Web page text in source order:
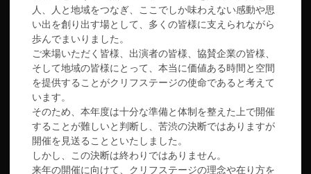
人、人と地域をつなぎ、ここでしか味わえない感動や思
い出を創り出す場として、多くの皆様に支えられながら
歩んでまいりました。
ご来場いただく皆様、出演者の皆様、協賛企業の皆様、
そして地域の皆様にとって、本当に価値ある時間と空間
を提供することがクリフステージの使命であると考えて
います。
そのため、本年度は十分な準備と体制を整えた上で開催
することが難しいと判断し、苦渋の決断ではありますが
開催を見送ることといたしました。
しかし、この決断は終わりではありません。
来年の開催に向けて、クリフステージの理念や在り方を